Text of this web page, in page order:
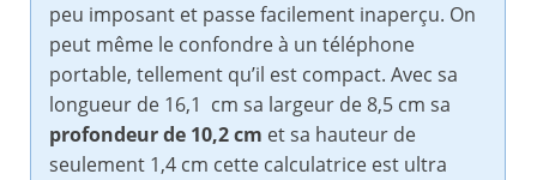
peu imposant et passe facilement inaperçu. On
peut même le confondre à un téléphone
portable, tellement qu’il est compact. Avec sa
longueur de 16,1 cm sa largeur de 8,5 cm sa
profondeur de 10,2 cm et sa hauteur de
seulement 1,4 cm cette calculatrice est ultra